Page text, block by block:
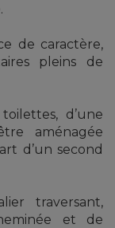
de caractère,
pleins de
d’une
aménagée
d’un second
traversant,
et de